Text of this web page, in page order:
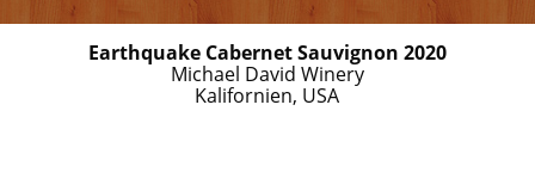
Earthquake Cabernet Sauvignon 2020
Michael David Winery
Kalifornien, USA